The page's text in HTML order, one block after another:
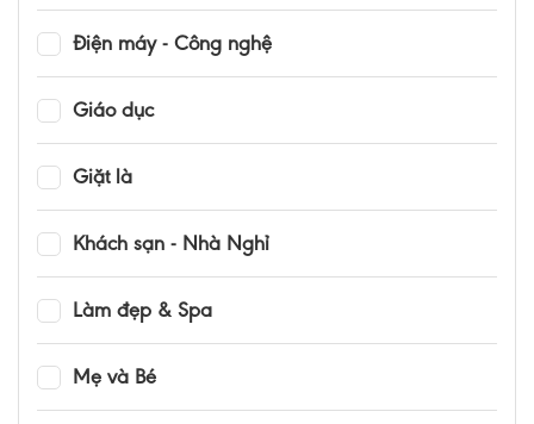
Điện máy - Công nghệ
Giáo dục
Giặt là
Khách sạn - Nhà Nghỉ
Làm đẹp & Spa
Mẹ và Bé